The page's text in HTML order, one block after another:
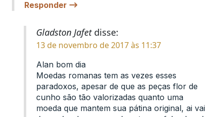
Responder
Gladston Jafet disse:
13 de novembro de 2017 às 11:37
Alan bom dia
Moedas romanas tem as vezes esses
paradoxos, apesar de que as peças flor de
cunho são tão valorizadas quanto uma
moeda que mantem sua pátina original, ai vai